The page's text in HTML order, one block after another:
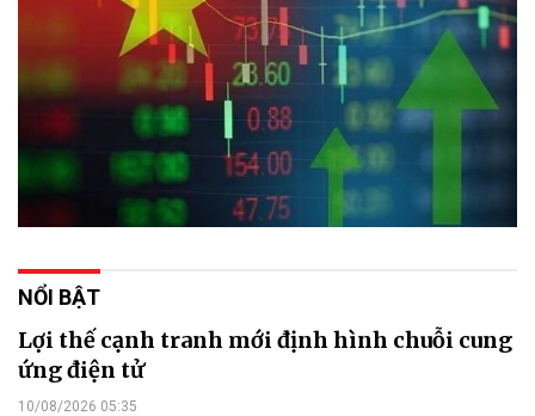
NỔI BẬT
Lợi thế cạnh tranh mới định hình chuỗi cung
ứng điện tử
10/08/2026 05:35